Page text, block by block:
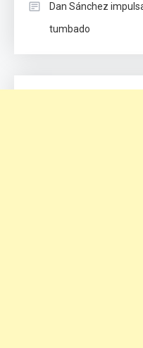
Dan Sánchez
tumbado